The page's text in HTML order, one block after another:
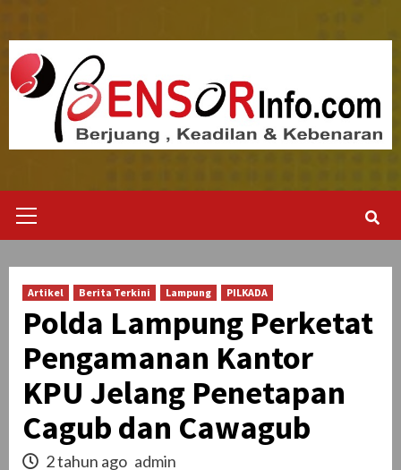
content
Menu
Artikel Berita Terkini Lampung PILKADA
Polda Lampung Perketat
Pengamanan Kantor
KPU Jelang Penetapan
Cagub dan Cawagub
2 tahun ago admin